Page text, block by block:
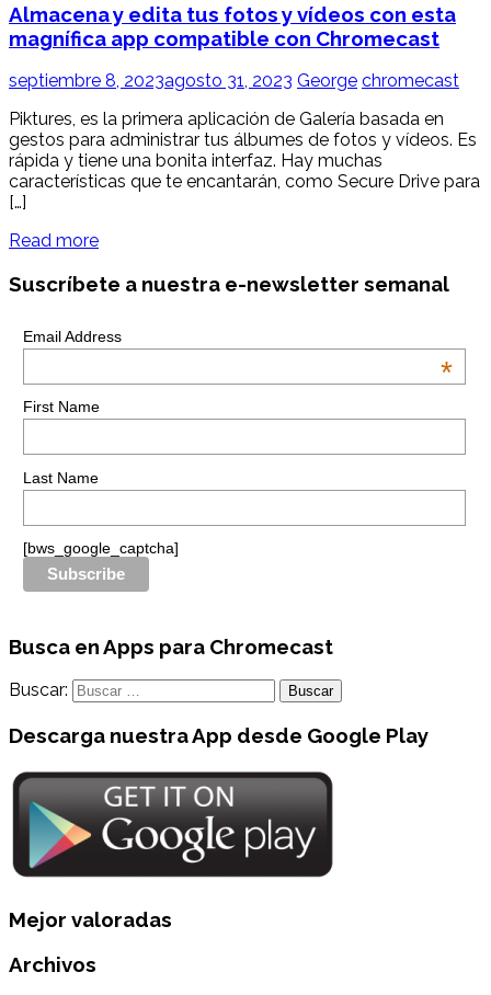
Almacena y edita tus fotos y vídeos con esta
magnífica app compatible con Chromecast
septiembre 8, 2023agosto 31, 2023 George chromecast
Piktures, es la primera aplicación de Galería basada en
gestos para administrar tus álbumes de fotos y vídeos. Es
rápida y tiene una bonita interfaz. Hay muchas
características que te encantarán, como Secure Drive para
[…]
Read more
Suscríbete a nuestra e-newsletter semanal
Email Address
*
First Name
Last Name
[bws_google_captcha]
Busca en Apps para Chromecast
Buscar:
Descarga nuestra App desde Google Play
Mejor valoradas
Archivos